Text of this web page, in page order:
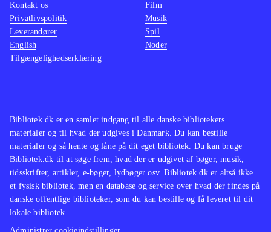
Bibliotek.dk er en samlet indgang til alle danske bibliotekers
materialer og til hvad der udgives i Danmark. Du kan bestille
materialer og så hente og låne på dit eget bibliotek. Du kan bruge
Bibliotek.dk til at søge frem, hvad der er udgivet af bøger, musik,
tidsskrifter, artikler, e-bøger, lydbøger osv. Bibliotek.dk er altså ikke
et fysisk bibliotek, men en database og service over hvad der findes på
danske offentlige biblioteker, som du kan bestille og få leveret til dit
lokale bibliotek.
Kontakt os
Privatlivspolitik
Leverandører
English
Tilgængelighedserklæring
Film
Musik
Spil
Noder